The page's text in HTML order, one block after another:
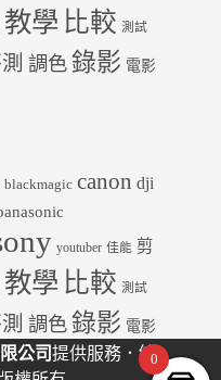
教學 比較 測試
調色 錄影 電影
blackmagic canon dji
youtuber 佳能 剪
教學 比較 測試
調色 錄影 電影
公司提供服務．統0